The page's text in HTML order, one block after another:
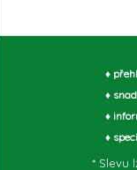
K tomuto
♦
♦
♦
♦
* Slevu